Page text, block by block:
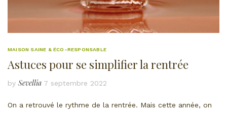
MAISON SAINE & ÉCO-RESPONSABLE
Astuces pour se simplifier la rentrée
by Sevellia 7 septembre 2022
On a retrouvé le rythme de la rentrée. Mais cette année, on